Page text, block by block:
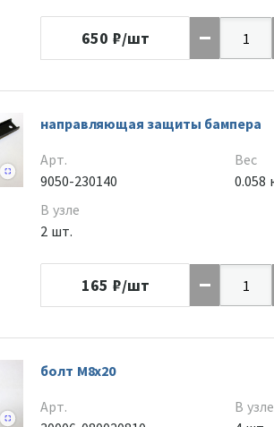
650 ₽/шт
направляющая защиты бампера
Арт.
9050-230140
В узле
2 шт.
Вес
0.058
165 ₽/шт
болт M8x20
Арт.
В узле